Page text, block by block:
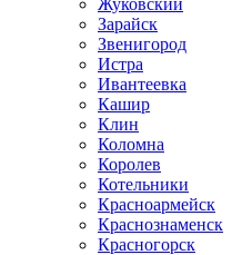
Жуковский
Зарайск
Звенигород
Истра
Ивантеевка
Кашир
Клин
Коломна
Королев
Котельники
Красноармейск
Краснознаменск
Красногорск